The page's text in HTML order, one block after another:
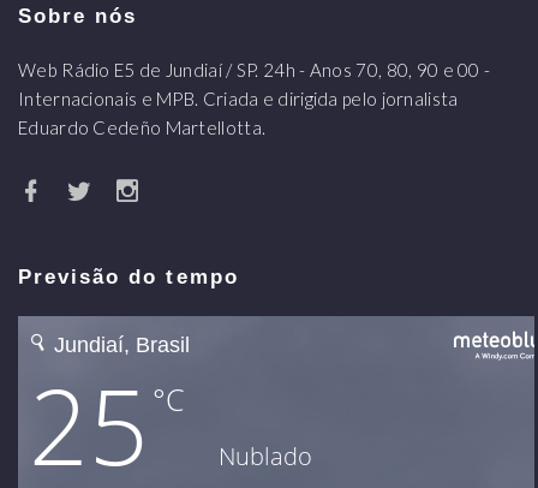
Sobre nós
Web Rádio E5 de Jundiaí / SP. 24h - Anos 70, 80, 90 e 00 -
Internacionais e MPB. Criada e dirigida pelo jornalista
Eduardo Cedeño Martellotta.
Previsão do tempo